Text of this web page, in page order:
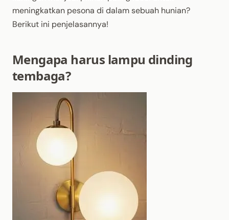
meningkatkan pesona di dalam sebuah hunian?
Berikut ini penjelasannya!
Mengapa harus lampu dinding
tembaga?